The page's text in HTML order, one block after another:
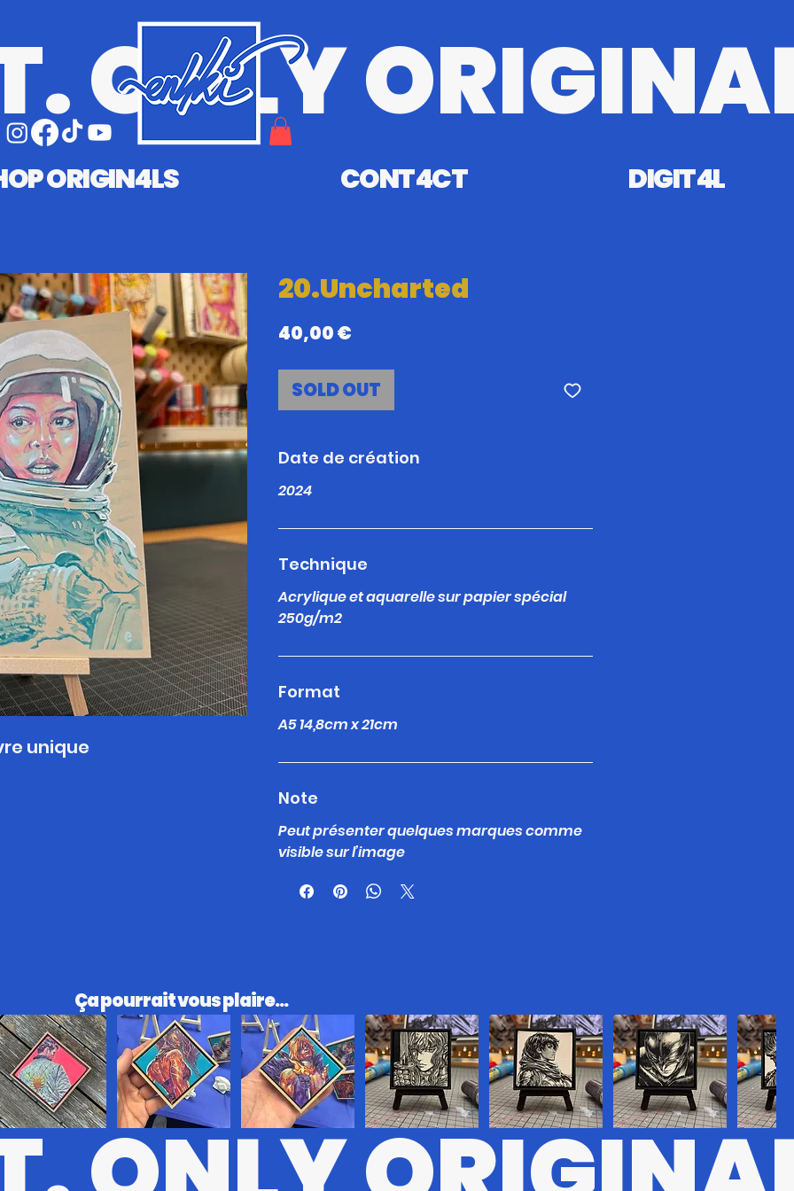
ONLY
ORIGIN4LS CONT4CT DIGIT4L
unique
20.Uncharted
40,00 €
SOLD OUT
Date de création
2024
Technique
Acrylique et aquarelle sur papier spécial
250g/m2
Format
A5 14,8cm x 21cm
Note
Peut présenter quelques marques comme
visible sur l’image
BRSRK#8 BRSRK#7 BRSRK#5 BRSRK#6
​Ça pourrait vous plaire...